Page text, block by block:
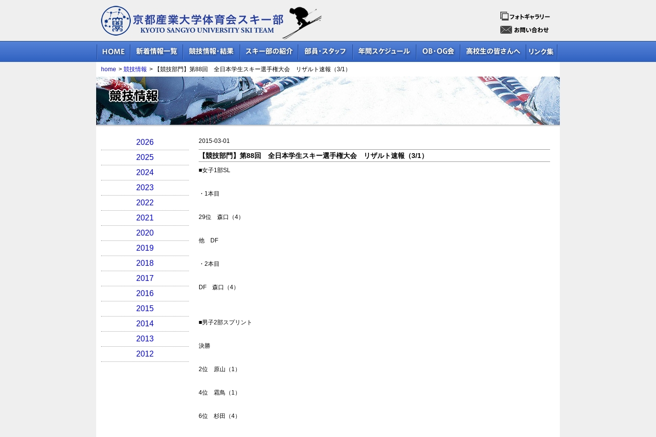
home > 競技情報 > 【競技部門】第88回 全日本学生スキー選手権大会 リザルト速報（3/1）
競技情報
2026
2025
2024
2023
2022
2021
2020
2019
2018
2017
2016
2015
2014
2013
2012
2015-03-01
【競技部門】第88回 全日本学生スキー選手権大会 リザルト速報（3/1）
■女子1部SL
・1本目
29位 森口（4）
他 DF
・2本目
DF 森口（4）
■男子2部スプリント
決勝
2位 原山（1）
4位 霜鳥（1）
6位 杉田（4）